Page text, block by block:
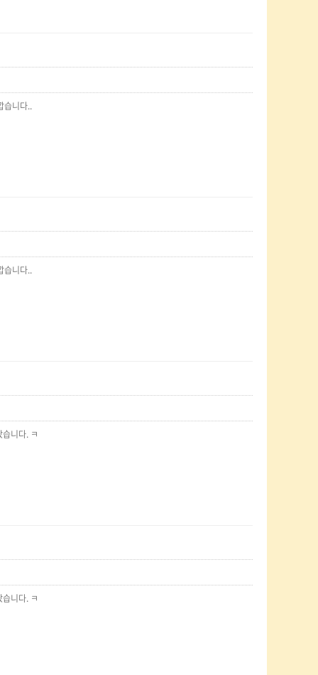
습니다..
습니다..
니다. ㅋ
니다. ㅋ